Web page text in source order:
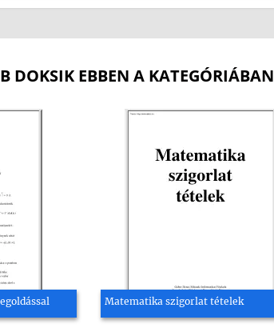
DOKSIK EBBEN A KATEGÓRIÁBAN
Matematika szigorlat tételek